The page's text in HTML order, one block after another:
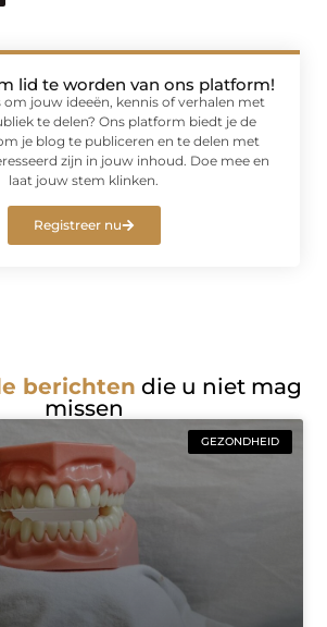
lid te worden van ons platform!
om jouw ideeën, kennis of verhalen met
te delen? Ons platform biedt je de
je blog te publiceren en te delen met
zijn in jouw inhoud. Doe mee en
laat jouw stem klinken.
Registreer nu
berichten die u niet mag
missen
GEZONDHEID